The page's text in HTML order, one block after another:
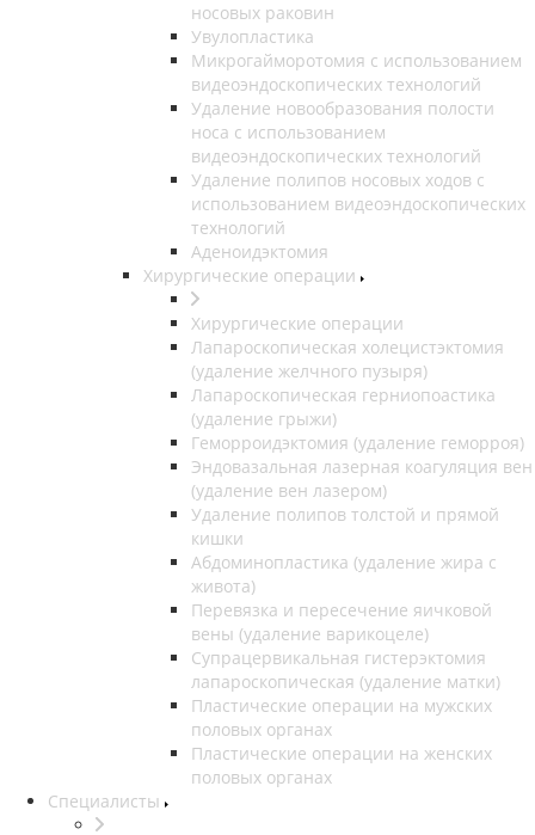
носовых раковин
Увулопластика
Микрогайморотомия с использованием
видеоэндоскопических технологий
Удаление новообразования полости
носа с использованием
видеоэндоскопических технологий
Удаление полипов носовых ходов с
использованием видеоэндоскопических
технологий
Аденоидэктомия
Хирургические операции
Хирургические операции
Лапароскопическая холецистэктомия
(удаление желчного пузыря)
Лапароскопическая герниопоастика
(удаление грыжи)
Геморроидэктомия (удаление геморроя)
Эндовазальная лазерная коагуляция вен
(удаление вен лазером)
Удаление полипов толстой и прямой
кишки
Абдоминопластика (удаление жира с
живота)
Перевязка и пересечение яичковой
вены (удаление варикоцеле)
Супрацервикальная гистерэктомия
лапароскопическая (удаление матки)
Пластические операции на мужских
половых органах
Пластические операции на женских
половых органах
Специалисты